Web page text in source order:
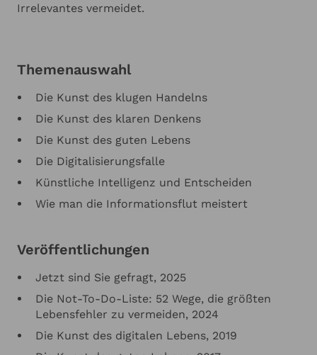
Irrelevantes vermeidet.
Themenauswahl
Die Kunst des klugen Handelns
Die Kunst des klaren Denkens
Die Kunst des guten Lebens
Die Digitalisierungsfalle
Künstliche Intelligenz und Entscheiden
Wie man die Informationsflut meistert
Veröffentlichungen
Jetzt sind Sie gefragt, 2025
Die Not-To-Do-Liste: 52 Wege, die größten
Lebensfehler zu vermeiden, 2024
Die Kunst des digitalen Lebens, 2019